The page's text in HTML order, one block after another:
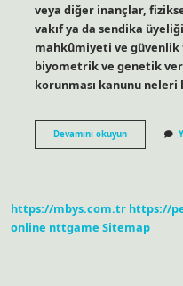
veya diğer inançlar,
vakıf ya da sendika
mahkûmiyeti ve
biyometrik ve genetik
korunması kanunu neleri
Devamını okuyunKvkk
5
https://mbys.com.tr https://
online nttgame Sitemap